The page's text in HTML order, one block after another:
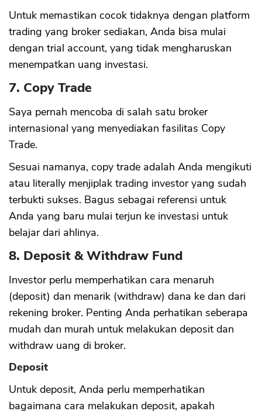
Untuk memastikan cocok tidaknya dengan platform
trading yang broker sediakan, Anda bisa mulai
dengan trial account, yang tidak mengharuskan
menempatkan uang investasi.
7. Copy Trade
Saya pernah mencoba di salah satu broker
internasional yang menyediakan fasilitas Copy
Trade.
Sesuai namanya, copy trade adalah Anda mengikuti
atau literally menjiplak trading investor yang sudah
terbukti sukses. Bagus sebagai referensi untuk
Anda yang baru mulai terjun ke investasi untuk
belajar dari ahlinya.
8. Deposit & Withdraw Fund
Investor perlu memperhatikan cara menaruh
(deposit) dan menarik (withdraw) dana ke dan dari
rekening broker. Penting Anda perhatikan seberapa
mudah dan murah untuk melakukan deposit dan
withdraw uang di broker.
Deposit
Untuk deposit, Anda perlu memperhatikan
bagaimana cara melakukan deposit, apakah